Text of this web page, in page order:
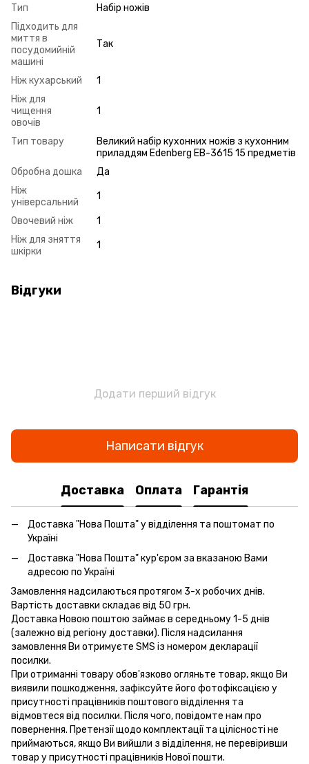
Тип
Набір ножів
Підходить для
миття в
посудомийній
машині
Так
Ніж кухарський
1
Ніж для
чищення
овочів
1
Тип товару
Великий набір кухонних ножів з кухонним
приладдям Edenberg EB-3615 15 предметів
Обробна дошка
Да
Ніж
універсальний
1
Овочевий ніж
1
Ніж для зняття
шкірки
1
Відгуки
Додати перший відгук
Написати відгук
Доставка Оплата Гарантія
Доставка "Нова Пошта" у відділення та поштомат по
Україні
Доставка "Нова Пошта" кур'єром за вказаною Вами
адресою по Україні
Замовлення надсилаються протягом 3-х робочих днів.
Вартість доставки складає від 50 грн.
Доставка Новою поштою займає в середньому 1-5 днів
(залежно від регіону доставки). Після надсилання
замовлення Ви отримуєте SMS із номером декларації
посилки.
При отриманні товару обов'язково огляньте товар, якщо Ви
виявили пошкодження, зафіксуйте його фотофіксацією у
присутності працівників поштового відділення та
відмовтеся від посилки. Після чого, повідомте нам про
повернення. Претензії щодо комплектації та цілісності не
приймаються, якщо Ви вийшли з відділення, не перевіривши
товар у присутності працівників Нової пошти.